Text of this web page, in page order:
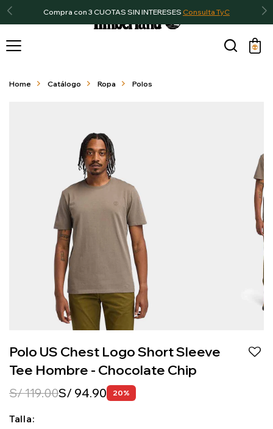
Compra con 3 CUOTAS SIN INTERESES Consulta TyC

Home Catálogo Ropa Polos
Polo US Chest Logo Short Sleeve
Tee Hombre - Chocolate Chip
S/ 94.90
S/119.00 20
Talla: